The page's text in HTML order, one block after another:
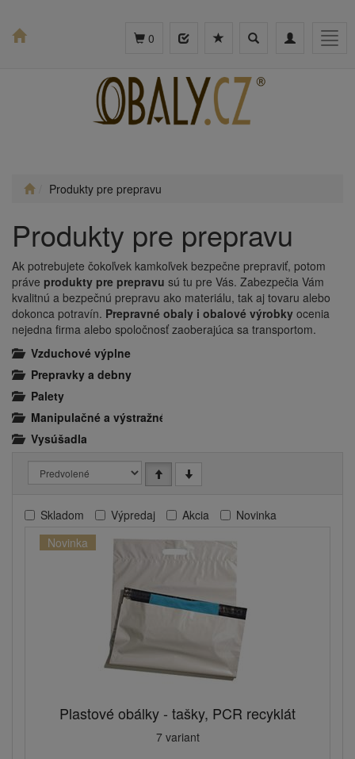
Toggle
Toggle
0
Produkty pre prepravu
Produkty pre prepravu
Ak potrebujete čokoľvek kamkoľvek bezpečne prepraviť, potom
práve produkty pre prepravu sú tu pre Vás. Zabezpečia Vám
kvalitnú a bezpečnú prepravu ako materiálu, tak aj tovaru alebo
dokonca potravín. Prepravné obaly i obalové výrobky ocenia
nejedna firma alebo spoločnosť zaoberajúca sa transportom.
Vzduchové výplne
Prepravky a debny
Palety
Manipulačné a výstražné značky
Vysúšadla
Skladom Výpredaj Akcia
Novinka
Novinka
Plastové obálky - tašky, PCR recyklát
7 variant